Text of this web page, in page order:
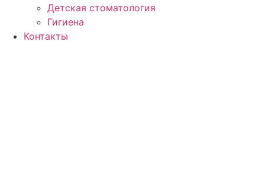
Детская стоматология
Гигиена
Контакты